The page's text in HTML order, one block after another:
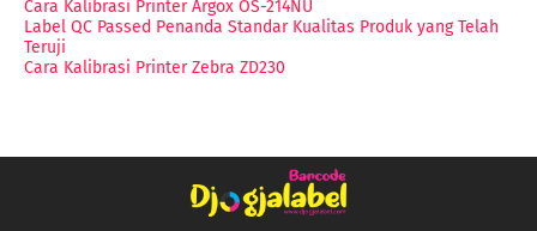
Cara Kalibrasi Printer Argox OS-214NU
Label QC Passed Penanda Standar Kualitas Produk yang Telah
Teruji
Cara Kalibrasi Printer Zebra ZD230